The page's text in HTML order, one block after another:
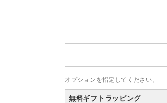
オプションを指定してください。
無料ギフトラッピング